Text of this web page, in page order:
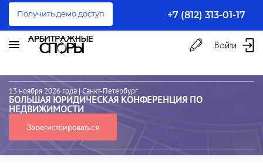
Получить демо доступ +7 (812) 313-01-17
Войти
13 ноября 2026 года | Санкт-Петербург
БОЛЬШАЯ ЮРИДИЧЕСКАЯ КОНФЕРЕНЦИЯ ПО
НЕДВИЖИМОСТИ
Зарегистрироваться